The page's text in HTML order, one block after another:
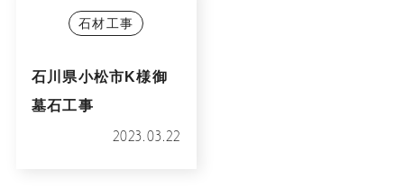
石材工事
石川県小松市K様御
墓石工事
2023.03.22